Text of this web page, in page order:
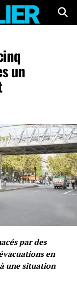
un
par des
en
une situation